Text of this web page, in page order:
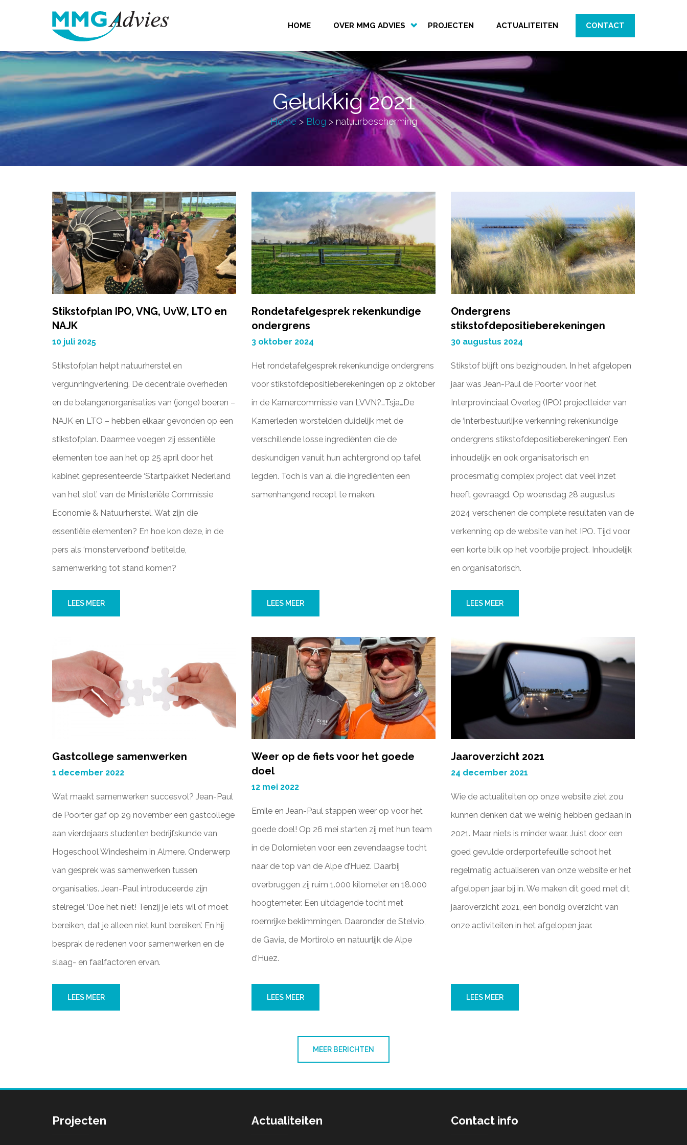
HOME OVER MMG ADVIES PROJECTEN ACTUALITEITEN CONTACT
Gelukkig 2021
Home> Blog > natuurbescherming
Stikstofplan IPO, VNG, UvW, LTO en
NAJK
10 juli 2025
Stikstofplan helpt natuurherstel en
vergunningverlening. De decentrale overheden
en de belangenorganisaties van (jonge) boeren –
NAJK en LTO – hebben elkaar gevonden op een
stikstofplan. Daarmee voegen zij essentiële
elementen toe aan het op 25 april door het
kabinet gepresenteerde ‘Startpakket Nederland
van het slot’ van de Ministeriële Commissie
Economie & Natuurherstel. Wat zijn die
essentiële elementen? En hoe kon deze, in de
pers als ‘monsterverbond’ betitelde,
samenwerking tot stand komen?
LEES MEER
Rondetafelgesprek rekenkundige
ondergrens
3 oktober 2024
Het rondetafelgesprek rekenkundige ondergrens
voor stikstofdepositieberekeningen op 2 oktober
in de Kamercommissie van LVVN?…Tsja…De
Kamerleden worstelden duidelijk met de
verschillende losse ingrediënten die de
deskundigen vanuit hun achtergrond op tafel
legden. Toch is van al die ingrediënten een
samenhangend recept te maken.
LEES MEER
Ondergrens
stikstofdepositieberekeningen
30 augustus 2024
Stikstof blijft ons bezighouden. In het afgelopen
jaar was Jean-Paul de Poorter voor het
Interprovinciaal Overleg (IPO) projectleider van
de ‘interbestuurlijke verkenning rekenkundige
ondergrens stikstofdepositieberekeningen’. Een
inhoudelijk en ook organisatorisch en
procesmatig complex project dat veel inzet
heeft gevraagd. Op woensdag 28 augustus
2024 verschenen de complete resultaten van de
verkenning op de website van het IPO. Tijd voor
een korte blik op het voorbije project. Inhoudelijk
en organisatorisch.
LEES MEER
Gastcollege samenwerken
1 december 2022
Wat maakt samenwerken succesvol? Jean-Paul
de Poorter gaf op 29 november een gastcollege
aan vierdejaars studenten bedrijfskunde van
Hogeschool Windesheim in Almere. Onderwerp
van gesprek was samenwerken tussen
organisaties. Jean-Paul introduceerde zijn
stelregel ‘Doe het niet! Tenzij je iets wil of moet
bereiken, dat je alleen niet kunt bereiken’. En hij
besprak de redenen voor samenwerken en de
slaag- en faalfactoren ervan.
LEES MEER
Weer op de fiets voor het goede
doel
12 mei 2022
Emile en Jean-Paul stappen weer op voor het
goede doel! Op 26 mei starten zij met hun team
in de Dolomieten voor een zevendaagse tocht
naar de top van de Alpe d’Huez. Daarbij
overbruggen zij ruim 1.000 kilometer en 18.000
hoogtemeter. Een uitdagende tocht met
roemrijke beklimmingen. Daaronder de Stelvio,
de Gavia, de Mortirolo en natuurlijk de Alpe
d’Huez.
LEES MEER
Jaaroverzicht 2021
24 december 2021
Wie de actualiteiten op onze website ziet zou
kunnen denken dat we weinig hebben gedaan in
2021. Maar niets is minder waar. Juist door een
goed gevulde orderportefeuille schoot het
regelmatig actualiseren van onze website er het
afgelopen jaar bij in. We maken dit goed met dit
jaaroverzicht 2021, een bondig overzicht van
onze activiteiten in het afgelopen jaar.
LEES MEER
MEER BERICHTEN
Projecten Actualiteiten Contact info